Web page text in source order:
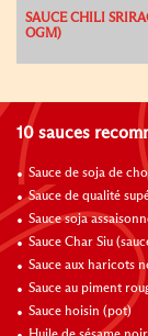
SAUCE CHILI
OGM)
10 sauces
Sauce de soja de
Sauce de qualité
Sauce soja
Sauce Char Siu
Sauce aux haricots
Sauce au piment
Sauce hoisin (pot)